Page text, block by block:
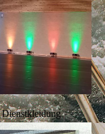
Dienstkleidung